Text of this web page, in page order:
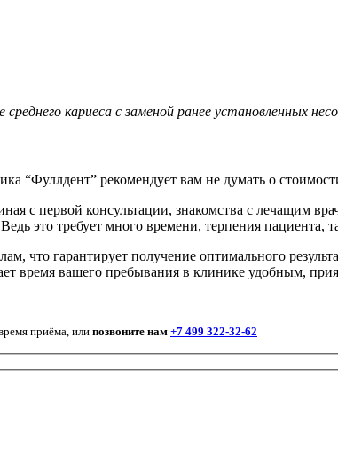
среднего кариеса с заменой ранее установленных
“Фуллдент” рекомендует вам не думать о
с первой консультации, знакомства с лечащим
это требует много времени, терпения пациента,
что гарантирует получение оптимального
время вашего пребывания в клинике удобным,
приёма, или позвоните нам +7 499 322-32-62